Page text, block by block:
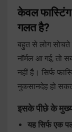
केवल
गलत है?
बहुत से लोग
नॉर्मल आ गई, तो
नहीं है। सिर्फ
नुकसानदेह हो
इसके पीछे के
यह सिर्फ एक